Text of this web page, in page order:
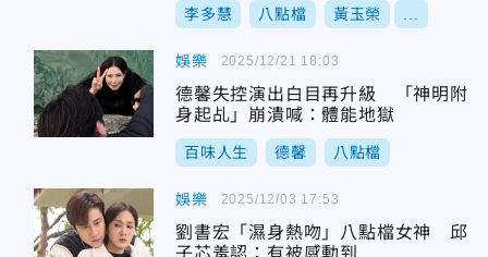
李多慧 八點檔 黃玉榮
娛樂
德馨失控演出白目再升級 「神明附
身起乩」崩潰喊：體能地獄
百味人生 德馨 八點檔
2025/12/21 18:03
娛樂
劉書宏「濕身熱吻」八點檔女神 邱
子芯羞認：有被感動到
2025/12/03 17:53